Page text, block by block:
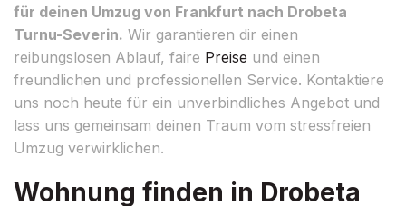
für deinen Umzug von Frankfurt nach Drobeta
Turnu-Severin. Wir garantieren dir einen
reibungslosen Ablauf, faire Preise und einen
freundlichen und professionellen Service. Kontaktiere
uns noch heute für ein unverbindliches Angebot und
lass uns gemeinsam deinen Traum vom stressfreien
Umzug verwirklichen.
Wohnung finden in Drobeta